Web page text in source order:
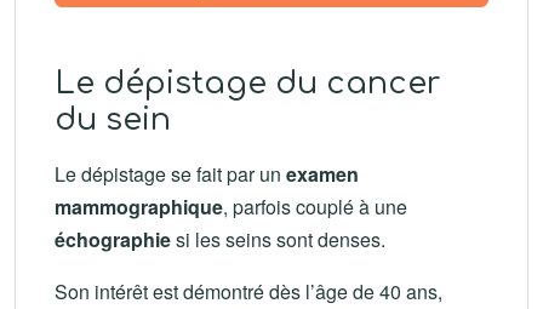
Le dépistage du cancer
du sein
Le dépistage se fait par un examen
mammographique, parfois couplé à une
échographiesi les seins sont denses.
Son intérêt est démontré dès l’âge de 40 ans,